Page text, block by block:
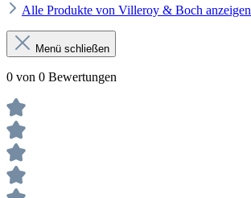
Alle Produkte von Villeroy & Boch anzeigen
Menü schließen
0 von 0 Bewertungen